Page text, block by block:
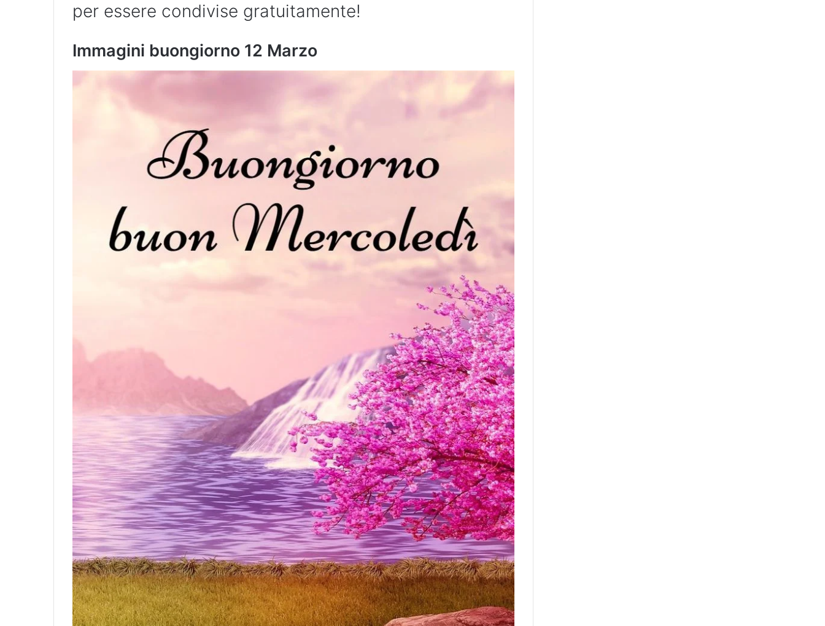
per essere condivise gratuitamente!
Immagini buongiorno 12 Marzo